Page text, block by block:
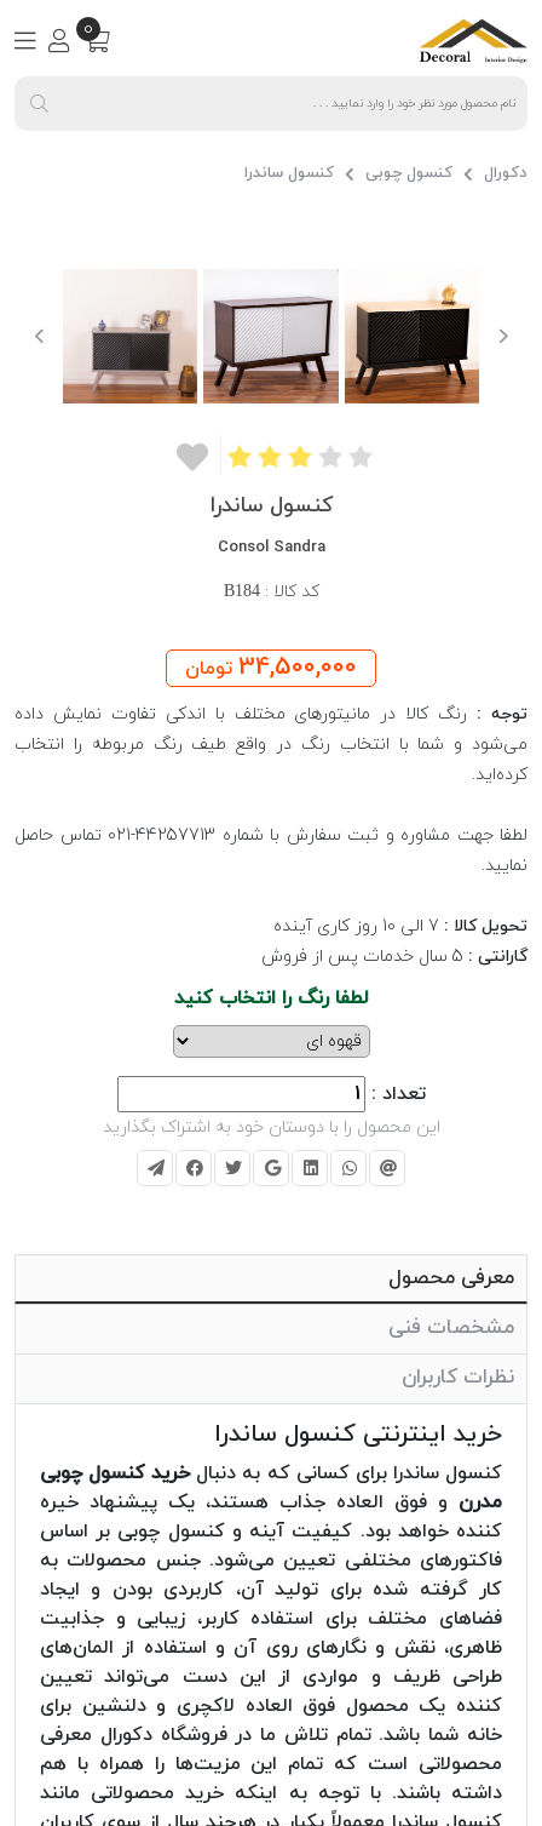
0
دکورال کنسول چوبی کنسول ساندرا
کنسول ساندرا
Consol Sandra
کد کالا :B184
34,500,000 تومان
توجه : رنگ کالا در مانیتورهای مختلف با اندکی تفاوت نمایش داده
می‌شود و شما با انتخاب رنگ در واقع طیف رنگ مربوطه را انتخاب
کرده‌اید.
لطفا جهت مشاوره و ثبت سفارش با شماره 44257713-021 تماس حاصل
نمایید.
تحویل کالا :
گارانتی :
لطفا رنگ را انتخاب کنید
تعداد :
این محصول را با دوستان خود به اشتراک بگذارید
معرفی محصول
مشخصات فنی
نظرات کاربران
خرید اینترنتی کنسول ساندرا
کنسول ساندرا برای کسانی که به دنبالخرید کنسول چوبی
مدرن و فوق العاده جذاب هستند، یک پیشنهاد خیره
کننده خواهد بود. کیفیت آینه و کنسول چوبی بر اساس
فاکتورهای مختلفی تعیین می‌شود. جنس محصولات به
کار گرفته شده برای تولید آن، کاربردی بودن و ایجاد
فضاهای مختلف برای استفاده کاربر، زیبایی و جذابیت
ظاهری، نقش و نگارهای روی آن و استفاده از المان‌های
طراحی ظریف و مواردی از این دست می‌تواند تعیین
کننده یک محصول فوق العاده لاکچری و دلنشین برای
خانه شما باشد. تمام تلاش ما در فروشگاه دکورال معرفی
محصولاتی است که تمام این مزیت‌ها را همراه با هم
داشته باشند. با توجه به اینکه خرید محصولاتی مانند